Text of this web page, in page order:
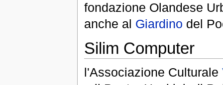
fondazione Olandese
anche al Giardino del
Silim Computer
l'Associazione Culturale